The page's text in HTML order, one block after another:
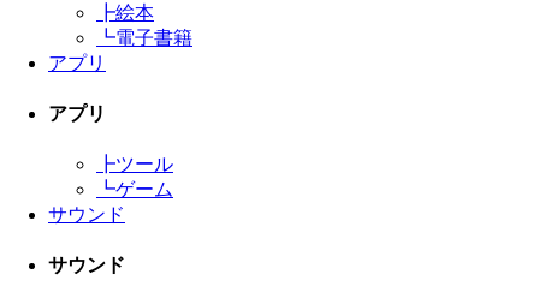
┣絵本
┗電子書籍
アプリ
アプリ
┣ツール
┗ゲーム
サウンド
サウンド